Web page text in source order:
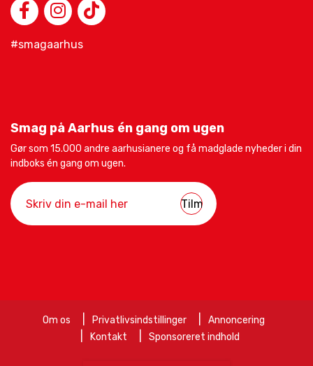
#smagaarhus
Smag på Aarhus én gang om ugen
Gør som 15.000 andre aarhusianere og få madglade nyheder i din
indboks én gang om ugen.
Om os Privatlivsindstillinger
Annoncering
Kontakt
Sponsoreret indhold